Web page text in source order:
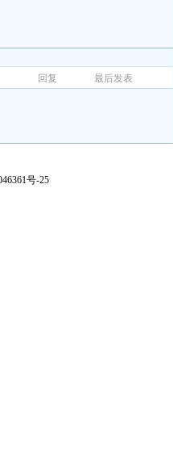
回复 最后发表
号-25